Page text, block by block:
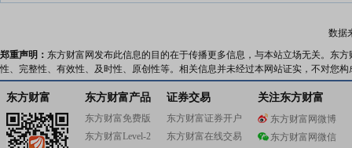
数据
郑重声明： 东方财富网发布此信息的目的在于传播更多信息，与本站立场无关。东
性、完整性、有效性、及时性、原创性等。相关信息并未经过本网站证实，不对您
东方财富 东方财富产品
东方财富免费版
东方财富Level-2
证券交易
东方财富证券开户
东方财富在线交易
关注东方财富
东方财富网微博
东方财富网微信